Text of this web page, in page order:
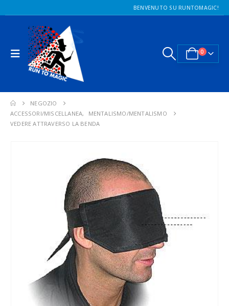
BENVENUTO SU RUNTOMAGIC!
0
NEGOZIO
ACCESSORI/MISCELLANEA,
MENTALISMO/MENTALISMO
VEDERE ATTRAVERSO LA BENDA